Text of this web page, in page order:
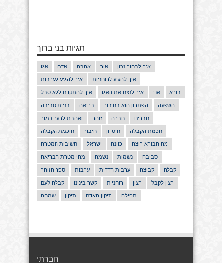
תגיות בני ברוך
אגו אדם אהבה אור איך לבחור נכון
איך להגיע לערבות איך להגיע לרוחניות
איך להתקדם ללא סבל איך לנצח את האגו אני בורא
בניית סביבה בריאה הפתרון הוא בחיבור השפעה
ואהבת לרעך כמוך זוהר חברה חברים
חוכמת הקבלה חיבור חיסרון חכמת הקבלה
חשיבות המטרה ישראל כוונה מה הבורא רוצה
מהי מטרת הבריאה נשמה נשמות סביבה
ספר הזוהר ערבות ערבות הדדית קבוצה קבלה
קבלה לעם קשר בינינו רוחניות רצון רצון לקבל
שמחה תיקון תיקון האדם תפילה
חברתי